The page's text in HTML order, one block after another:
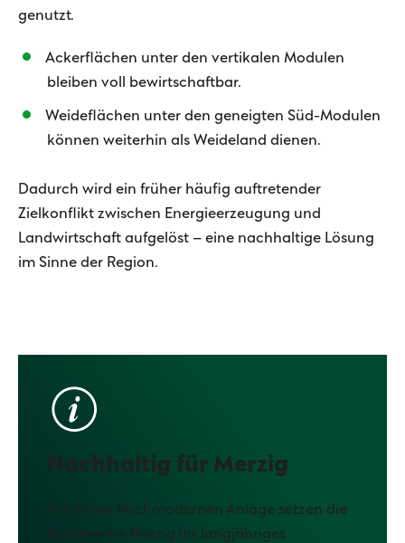
genutzt.
Ackerflächen unter den vertikalen Modulen
bleiben voll bewirtschaftbar.
Weideflächen unter den geneigten Süd-Modulen
können weiterhin als Weideland dienen.
Dadurch wird ein früher häufig auftretender
Zielkonflikt zwischen Energieerzeugung und
Landwirtschaft aufgelöst – eine nachhaltige Lösung
im Sinne der Region.
Nachhaltig für Merzig
Mit dieser hochmodernen Anlage setzen die
Stadtwerke Merzig ihr langjähriges